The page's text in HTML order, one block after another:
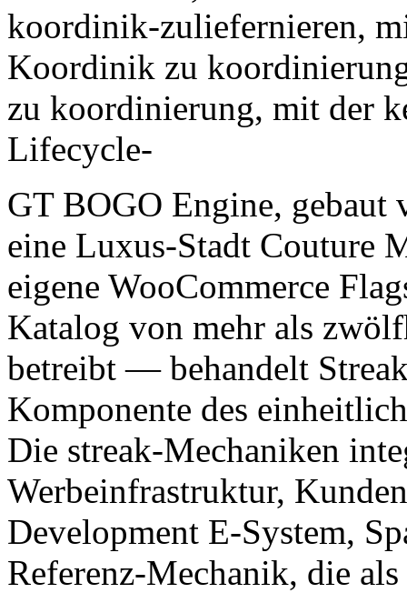
koordinik-zuliefernieren,
Koordinik zu
zu koordinierung, mit der
Lifecycle-
GT BOGO Engine,
eine Luxus-Stadt Couture
eigene WooCommerce
Katalog von mehr als
betreibt — behandelt
Komponente des
Die streak-Mechaniken
Werbeinfrastruktur,
Development E-System,
Referenz-Mechanik, die